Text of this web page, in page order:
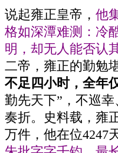
说起雍正皇帝， 他
格如深潭难测：冷
明，却无人能否认
二帝，雍正的勤
不足四小时，全年
勤先天下”，不巡
奏折。史料载，雍
万件，他在位4247